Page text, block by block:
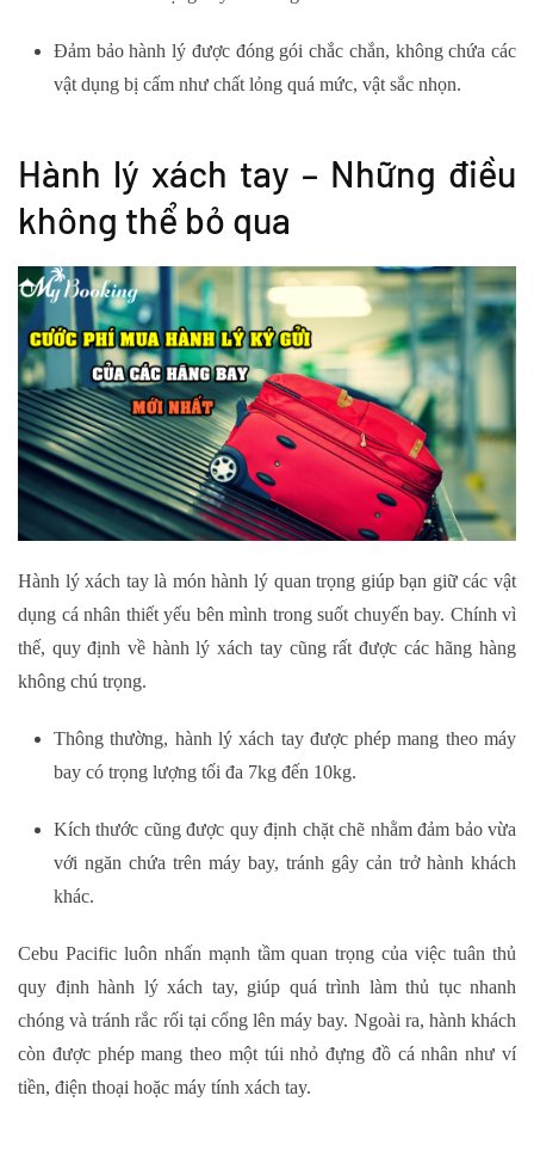
Đảm bảo hành lý được đóng gói chắc chắn, không chứa các
vật dụng bị cấm như chất lỏng quá mức, vật sắc nhọn.
Hành lý xách tay – Những điều
không thể bỏ qua
Hành lý xách tay là món hành lý quan trọng giúp bạn giữ các vật
dụng cá nhân thiết yếu bên mình trong suốt chuyến bay. Chính vì
thế, quy định về hành lý xách tay cũng rất được các hãng hàng
không chú trọng.
Thông thường, hành lý xách tay được phép mang theo máy
bay có trọng lượng tối đa 7kg đến 10kg.
Kích thước cũng được quy định chặt chẽ nhằm đảm bảo vừa
với ngăn chứa trên máy bay, tránh gây cản trở hành khách
khác.
Cebu Pacific luôn nhấn mạnh tầm quan trọng của việc tuân thủ
quy định hành lý xách tay, giúp quá trình làm thủ tục nhanh
chóng và tránh rắc rối tại cổng lên máy bay. Ngoài ra, hành khách
còn được phép mang theo một túi nhỏ đựng đồ cá nhân như ví
tiền, điện thoại hoặc máy tính xách tay.